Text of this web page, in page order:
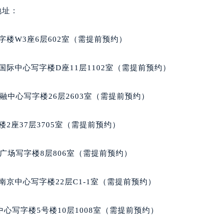
371-375号世界贸易中心大厦南塔写字楼15层07室（需提
路7号华贸大厦写字楼1座30层05室（需提前预约）
1号恒力城写字楼15层03室（需提前预约）
行街2号融恒时代广场写字楼9层902室（需提前预约）
华润大厦写字楼29层2905室（需提前预约）
号亨得利名表服务中心（品牌授权店）1层整层（需提前
路26号时代广场（CCMALL）C座17层17-B（需提前预约
路600号富力中心T2座写字楼29层03室（需提前预约）
：
楼W3座6层602室（需提前预约）
际中心写字楼D座11层1102室（需提前预约）
中心写字楼26层2603室（需提前预约）
2座37层3705室（需提前预约）
场写字楼8层806室（需提前预约）
京中心写字楼22层C1-1室（需提前预约）
写字楼5号楼10层1008室（需提前预约）